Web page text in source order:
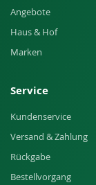
Angebote
Haus & Hof
Marken
Service
Kundenservice
Versand & Zahlung
Rückgabe
Bestellvorgang